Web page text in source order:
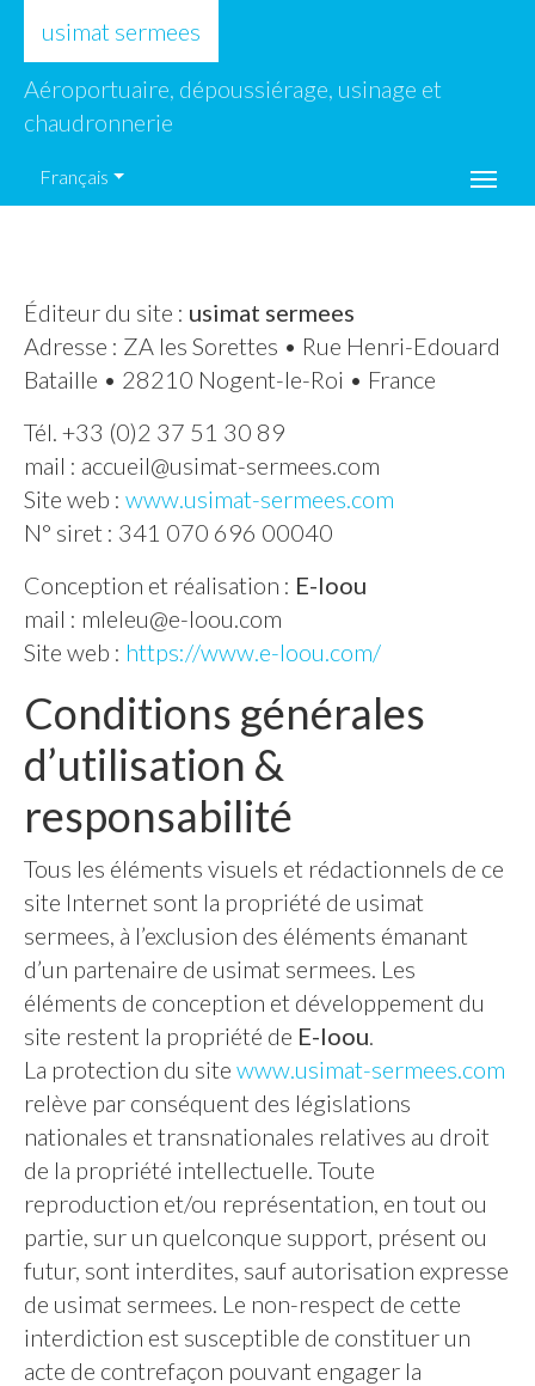
usimat sermees
Aéroportuaire, dépoussiérage, usinage et
chaudronnerie
Français
Mentions légales
Éditeur du site : usimat sermees
Adresse : ZA les Sorettes • Rue Henri-Edouard
Bataille • 28210 Nogent-le-Roi • France
Tél. +33 (0)2 37 51 30 89
mail : accueil@usimat-sermees.com
Site web : www.usimat-sermees.com
N° siret : 341 070 696 00040
Conception et réalisation : E-loou
mail : mleleu@e-loou.com
Site web : https://www.e-loou.com/
Conditions générales
d’utilisation &
responsabilité
Tous les éléments visuels et rédactionnels de ce
site Internet sont la propriété de usimat
sermees, à l’exclusion des éléments émanant
d’un partenaire de usimat sermees. Les
éléments de conception et développement du
site restent la propriété de E-loou.
La protection du site www.usimat-sermees.com
relève par conséquent des législations
nationales et transnationales relatives au droit
de la propriété intellectuelle. Toute
reproduction et/ou représentation, en tout ou
partie, sur un quelconque support, présent ou
futur, sont interdites, sauf autorisation expresse
de usimat sermees. Le non-respect de cette
interdiction est susceptible de constituer un
acte de contrefaçon pouvant engager la